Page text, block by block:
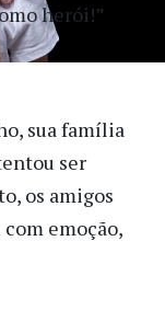
herói!”
sua família
ser
os amigos
emoção,